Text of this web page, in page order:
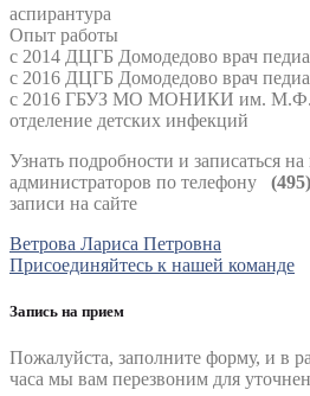
аспирантура
Опыт работы
с 2014 ДЦГБ Домодедово врач
с 2016 ДЦГБ Домодедово врач
с 2016 ГБУЗ МО МОНИКИ им. М.Ф.
отделение детских инфекций
Узнать подробности и записаться
администраторов по телефону
записи на сайте
Навигация
по
записям
Ветрова Лариса Петровна
Присоединяйтесь к нашей команде
Запись на прием
Пожалуйста, заполните форму, и в
часа мы вам перезвоним для